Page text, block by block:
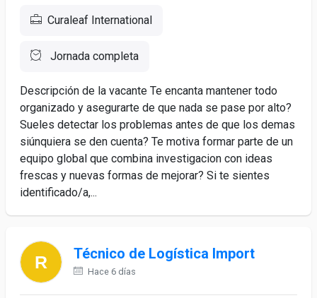
Curaleaf International
Jornada completa
Descripción de la vacante Te encanta mantener todo
organizado y asegurarte de que nada se pase por alto?
Sueles detectar los problemas antes de que los demas
siúnquiera se den cuenta? Te motiva formar parte de un
equipo global que combina investigacion con ideas
frescas y nuevas formas de mejorar? Si te sientes
identificado/a,...
Técnico de Logística Import
Hace 6 días